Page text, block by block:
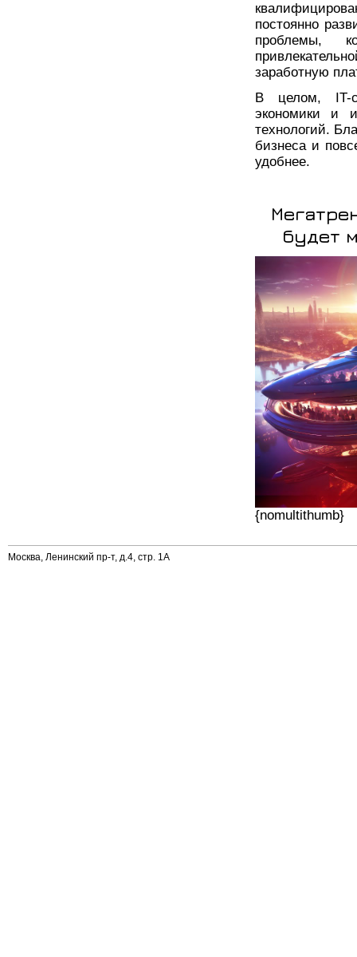
постоянно
проблемы,
заработную
В целом, IT-
экономики и
технологий.
бизнеса и
удобнее.
будет
{nomultithumb}
Москва, Ленинский пр-т, д.4, стр. 1А